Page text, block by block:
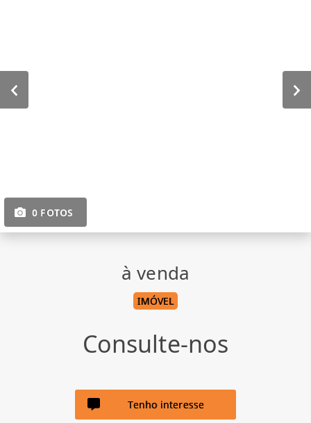
0 FOTOS
à venda
IMÓVEL
Consulte-nos
Tenho interesse